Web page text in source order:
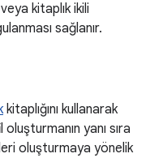
kitaplık ikili
sağlanır.
kitaplığını kullanarak
yanı sıra
oluşturmaya yönelik